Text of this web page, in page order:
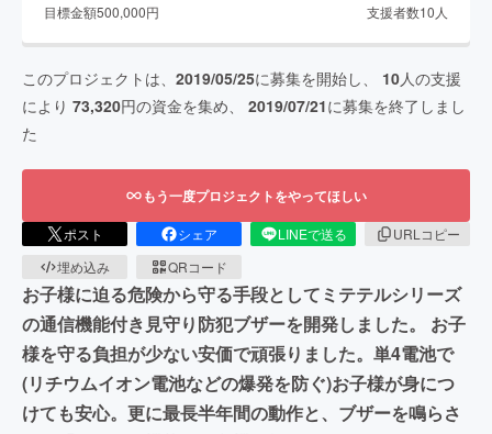
目標金額500,000円 支援者数10 人
このプロジェクトは、 2019/05/25に募集を開始し、 10人の支援
により 73,320円の資金を集め、 2019/07/21に募集を終了しまし
た
もう一度プロジェクトをやってほしい
ポスト シェア LINEで送る
URLコピー
埋め込み
QRコード
お子様に迫る危険から守る手段としてミテテルシリーズ
の通信機能付き見守り防犯ブザーを開発しました。 お子
様を守る負担が少ない安価で頑張りました。単4電池で
(リチウムイオン電池などの爆発を防ぐ)お子様が身につ
けても安心。更に最長半年間の動作と、ブザーを鳴らさ